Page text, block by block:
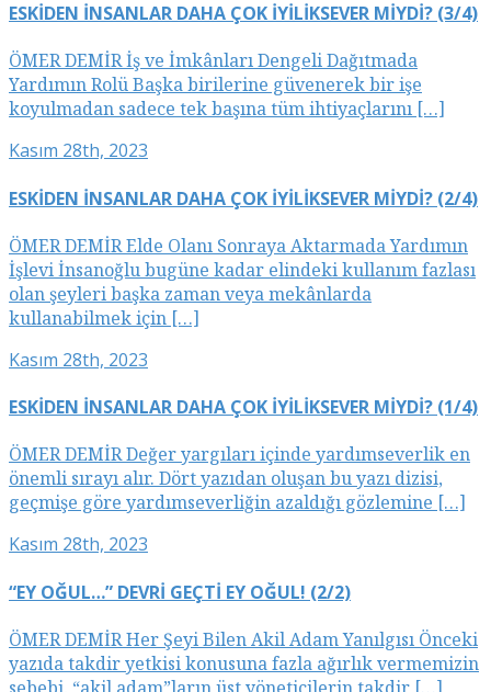
ESKİDEN İNSANLAR DAHA ÇOK İYİLİKSEVER MİYDİ? (3/4)
ÖMER DEMİR İş ve İmkânları Dengeli Dağıtmada
Yardımın Rolü Başka birilerine güvenerek bir işe
koyulmadan sadece tek başına tüm ihtiyaçlarını […]
Kasım 28th, 2023
ESKİDEN İNSANLAR DAHA ÇOK İYİLİKSEVER MİYDİ? (2/4)
ÖMER DEMİR Elde Olanı Sonraya Aktarmada Yardımın
İşlevi İnsanoğlu bugüne kadar elindeki kullanım fazlası
olan şeyleri başka zaman veya mekânlarda
kullanabilmek için […]
Kasım 28th, 2023
ESKİDEN İNSANLAR DAHA ÇOK İYİLİKSEVER MİYDİ? (1/4)
ÖMER DEMİR Değer yargıları içinde yardımseverlik en
önemli sırayı alır. Dört yazıdan oluşan bu yazı dizisi,
geçmişe göre yardımseverliğin azaldığı gözlemine […]
Kasım 28th, 2023
“EY OĞUL…” DEVRİ GEÇTİ EY OĞUL! (2/2)
ÖMER DEMİR Her Şeyi Bilen Akil Adam Yanılgısı Önceki
yazıda takdir yetkisi konusuna fazla ağırlık vermemizin